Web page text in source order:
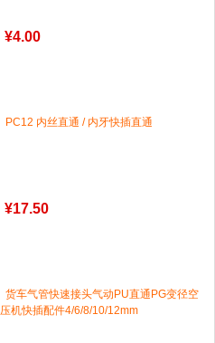
¥4.00
PC12 内丝直通 / 内牙快插直通
¥17.50
货车气管快速接头气动PU直通PG变径空
压机快插配件4/6/8/10/12mm